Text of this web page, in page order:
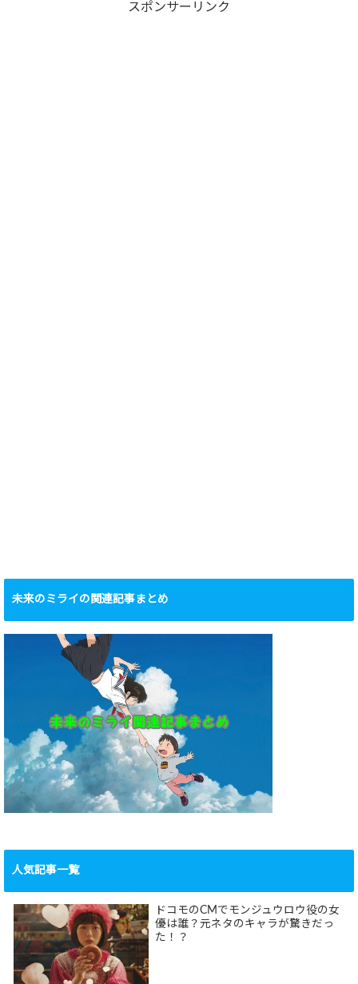
スポンサーリンク
未来のミライの関連記事まとめ
人気記事一覧
ドコモのCMでモンジュウロウ役の女
優は誰？元ネタのキャラが驚きだっ
た！？